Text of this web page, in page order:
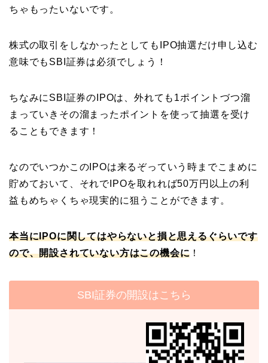
ちゃもったいないです。
株式の取引をしなかったとしてもIPO抽選だけ申し込む
意味でもSBI証券は必須でしょう！
ちなみにSBI証券のIPOは、外れても1ポイントづつ溜
まっていきその溜まったポイントを使って抽選を受け
ることもできます！
なのでいつかこのIPOは来るぞっていう時までこまめに
貯めておいて、それでIPOを取れれば50万円以上の利
益もめちゃくちゃ現実的に狙うことができます。
本当にIPOに関してはやらないと損と思えるぐらいです
ので、開設されていない方はこの機会に ！
SBI証券の開設はこちら